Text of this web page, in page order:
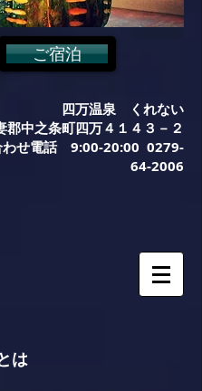
ご宿泊
四万温泉 くれない
郡中之条町四万４１４３－２
わせ電話 9:00-20:00 0279-
64-2006
は